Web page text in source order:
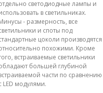
светодиодные лампы и
в светильниках.
- размерность, все
и споты под
цоколи производятся
похожими. Кроме
встраиваемые светильники
большей глубиной
части по сравнению
LED модулями.